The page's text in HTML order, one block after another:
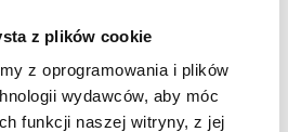
z plików cookie
z oprogramowania i plików
wydawców, aby móc
funkcji naszej witryny, z jej
44 cm
beżowy